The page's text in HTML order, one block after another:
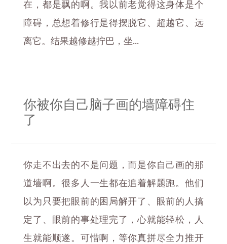
在，都是飘的啊。我以前老觉得这身体是个
障碍，总想着修行是得摆脱它、超越它、远
离它。结果越修越拧巴，坐...
你被你自己脑子画的墙障碍住
了
你走不出去的不是问题，而是你自己画的那
道墙啊。很多人一生都在追着解题跑。他们
以为只要把眼前的困局解开了、眼前的人搞
定了、眼前的事处理完了，心就能轻松，人
生就能顺遂。可惜啊，等你真拼尽全力推开